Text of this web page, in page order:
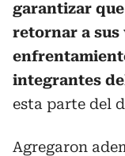
garantizar
retornar a sus
integrantes
esta parte del
Agregaron